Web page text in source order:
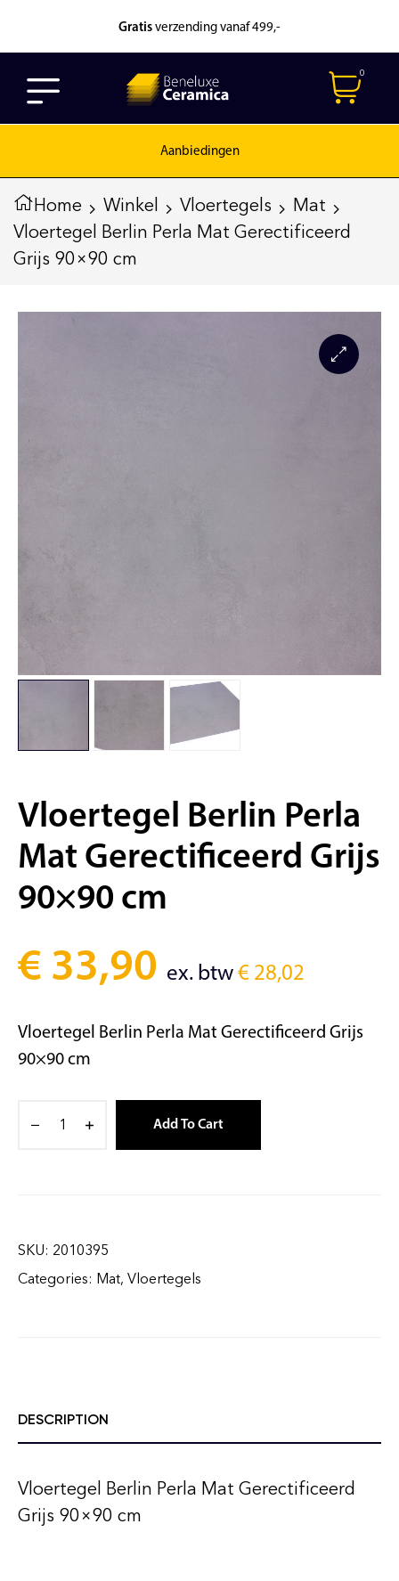
Gratis verzending vanaf 499,-
0
Aanbiedingen
Home Winkel Vloertegels
Mat
Vloertegel Berlin Perla Mat Gerectificeerd
Grijs 90×90 cm
Vloertegel Berlin Perla
Mat Gerectificeerd Grijs
90×90 cm
€ 33,90 ex. btw € 28,02
Vloertegel Berlin Perla Mat Gerectificeerd Grijs
90×90 cm
Add To Cart
SKU: 2010395
Categories: Mat, Vloertegels
DESCRIPTION
Vloertegel Berlin Perla Mat Gerectificeerd
Grijs 90×90 cm